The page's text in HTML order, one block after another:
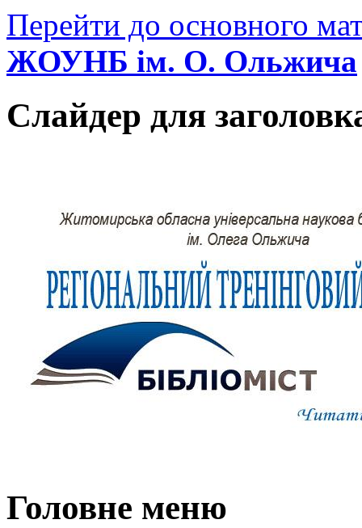
Перейти до основного
ЖОУНБ ім. О. Ольжича
Слайдер для
Головне меню